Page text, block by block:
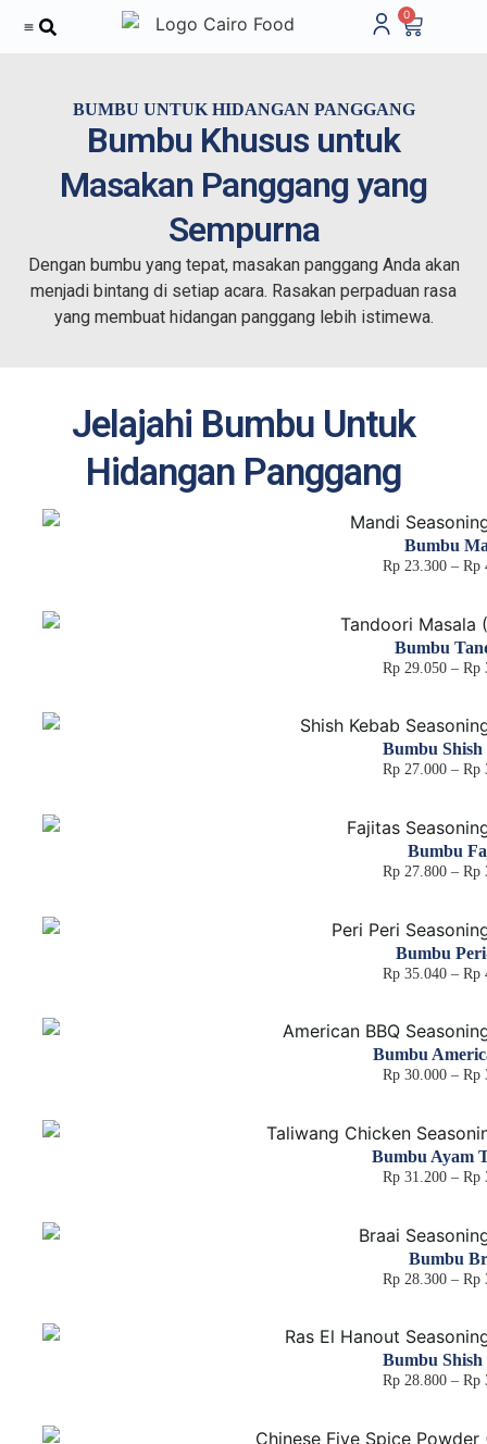
0
BUMBU UNTUK HIDANGAN PANGGANG
Bumbu Khusus untuk
Masakan Panggang yang
Sempurna
Dengan bumbu yang tepat, masakan panggang Anda akan
menjadi bintang di setiap acara. Rasakan perpaduan rasa
yang membuat hidangan panggang lebih istimewa.
Jelajahi Bumbu Untuk
Hidangan Panggang
Bumbu
Rp 23.300 – Rp
Bumbu
Rp 29.050 – Rp
Bumbu Shish
Rp 27.000 – Rp
Bumbu
Rp 27.800 – Rp
Bumbu
Rp 35.040 – Rp
Bumbu
Rp 30.000 – Rp
Bumbu Ayam
Rp 31.200 – Rp
Bumbu
Rp 28.300 – Rp
Bumbu Shish
Rp 28.800 – Rp